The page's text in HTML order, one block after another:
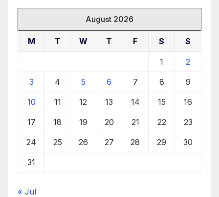
August 2026
M T W T F S S
1 2
3 4 5 6 7 8 9
10 11 12 13 14 15 16
17 18 19 20 21 22 23
24 25 26 27 28 29 30
31
« Jul